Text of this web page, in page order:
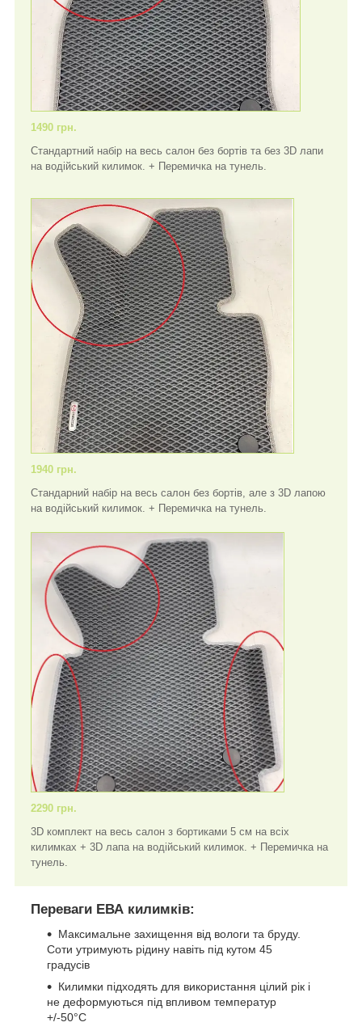
1490 грн.
Стандартний набір на весь салон без бортів та без 3D лапи
на водійський килимок. + Перемичка на тунель.
1940 грн.
Стандарний набір на весь салон без бортів, але з 3D лапою
на водійський килимок. + Перемичка на тунель.
2290 грн.
3D комплект на весь салон з бортиками 5 см на всіх
килимках + 3D лапа на водійський килимок. + Перемичка на
тунель.
Переваги ЕВА килимків:
Максимальне захищення від вологи та бруду.
Соти утримують рідину навіть під кутом 45
градусів
Килимки підходять для використання цілий рік і
не деформуються під впливом температур
+/-50°C